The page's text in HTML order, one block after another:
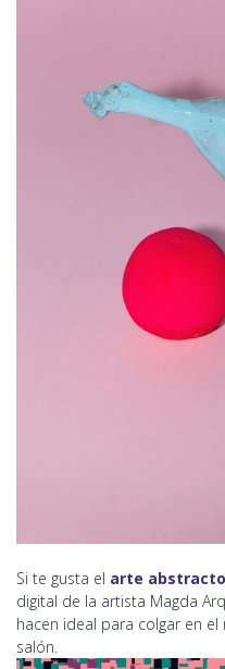
Si te gusta el arte abstracto
digital de la artista Magda
hacen ideal para colgar en
salón.